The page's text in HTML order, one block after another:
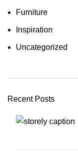
Furniture
Inspiration
Uncategorized
Recent Posts